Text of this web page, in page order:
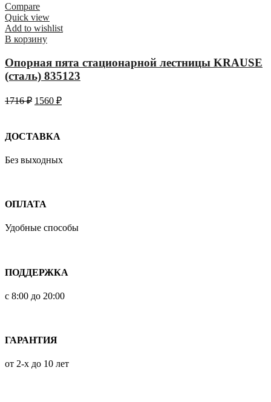
Compare
Quick view
Add to wishlist
В корзину
Опорная пята стационарной лестницы KRAUSE
(сталь) 835123
1716₽ 1560 ₽
ДОСТАВКА
Без выходных
ОПЛАТА
Удобные способы
ПОДДЕРЖКА
с 8:00 до 20:00
ГАРАНТИЯ
от 2-х до 10 лет